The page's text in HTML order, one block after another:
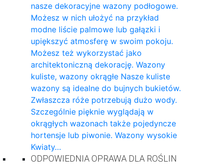
nasze dekoracyjne wazony podłogowe.
Możesz w nich ułożyć na przykład
modne liście palmowe lub gałązki i
upiększyć atmosferę w swoim pokoju.
Możesz też wykorzystać jako
architektoniczną dekorację. Wazony
kuliste, wazony okrągłe Nasze kuliste
wazony są idealne do bujnych bukietów.
Zwłaszcza róże potrzebują dużo wody.
Szczególnie pięknie wyglądają w
okrągłych wazonach także pojedyncze
hortensje lub piwonie. Wazony wysokie
Kwiaty…
ODPOWIEDNIA OPRAWA DLA ROŚLIN